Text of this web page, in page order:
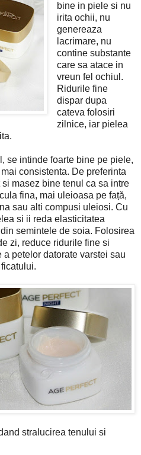
bine in piele si nu
irita ochii, nu
genereaza
lacrimare, nu
contine substante
care sa atace in
vreun fel ochiul.
Ridurile fine
dispar dupa
cateva folosiri
zilnice, iar pielea
se intinde foarte bine pe piele,
consistenta. De preferinta
masez bine tenul ca sa intre
fina, mai uleioasa pe față,
sau alti compusi uleiosi. Cu
si ii reda elasticitatea
semintele de soia. Folosirea
zi, reduce ridurile fine si
petelor datorate varstei sau
stralucirea tenului si